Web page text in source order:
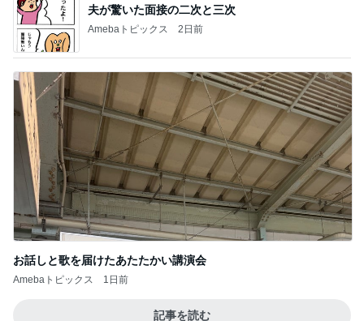
夫が驚いた面接の二次と三次
Amebaトピックス 2日前
お話しと歌を届けたあたたかい講演会
Amebaトピックス 1日前
記事を読む